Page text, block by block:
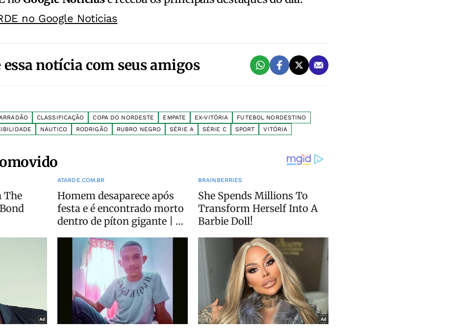
no Google Noticias
notícia com seus amigos
CLASSIFICAÇÃO COPA DO NORDESTE EMPATE EX-VITÓRIA
FUTEBOL NORDESTINO
NÁUTICO RODRIGÃO RUBRO NEGRO SÉRIE A SÉRIE C SPORT VITÓRIA